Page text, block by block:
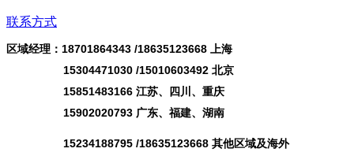
联系方式
区域经理：18701864343 /18635123668 上海
15304471030 /15010603492 北京
15851483166 江苏、四川、重庆
15902020793 广东、福建、湖南
15234188795 /18635123668 其他区域及海外